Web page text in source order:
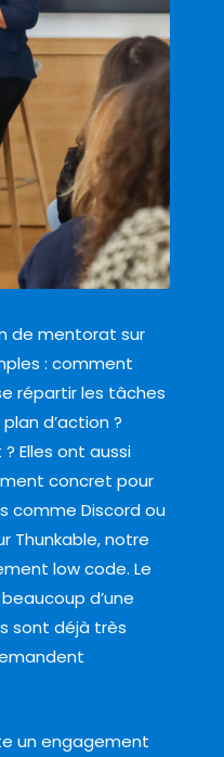
de mentorat sur
: comment
répartir les tâches
d’action ?
Elles ont aussi
concret pour
comme Discord ou
Thunkable, notre
low code. Le
d’une
sont déjà très
un engagement